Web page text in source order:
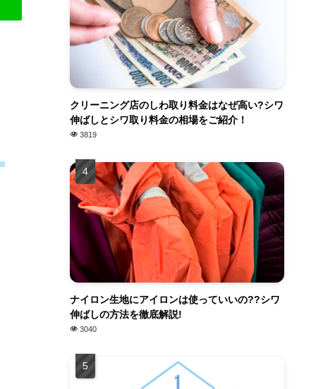
クリーニング店のしわ取り料金はなぜ高い?シワ
伸ばしとシワ取り料金の相場をご紹介！
3819
ナイロン生地にアイロンは使っていいの??シワ
伸ばしの方法を徹底解説!
3040